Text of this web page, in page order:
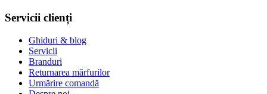
Servicii clienți
Ghiduri & blog
Servicii
Branduri
Returnarea mărfurilor
Urmărire comandă